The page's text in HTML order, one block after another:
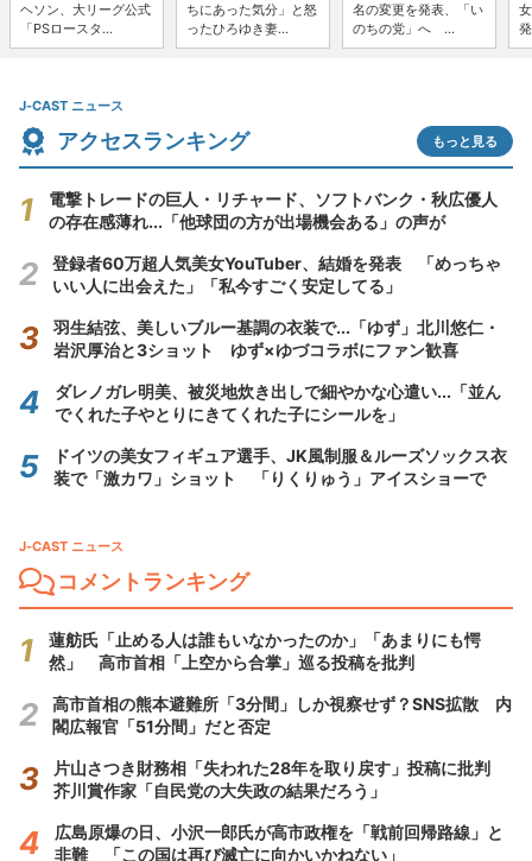
ヘソン、大リーグ公式
「PSロースタ...
ちにあった気分」と怒
ったひろゆき妻...
名の変更を発表、「い
のちの党」へ ...
J-CAST ニュース
アクセスランキング もっと見る
電撃トレードの巨人・リチャード、ソフトバンク・秋広優人
の存在感薄れ...「他球団の方が出場機会ある」の声が
登録者60万超人気美女YouTuber、結婚を発表 「めっちゃ
いい人に出会えた」「私今すごく安定してる」
羽生結弦、美しいブルー基調の衣装で...「ゆず」北川悠仁・
岩沢厚治と3ショット ゆず×ゆづコラボにファン歓喜
ダレノガレ明美、被災地炊き出しで細やかな心遣い...「並ん
でくれた子やとりにきてくれた子にシールを」
ドイツの美女フィギュア選手、JK風制服＆ルーズソックス衣
装で「激カワ」ショット 「りくりゅう」アイスショーで
J-CAST ニュース
コメントランキング
蓮舫氏「止める人は誰もいなかったのか」「あまりにも愕
然」 高市首相「上空から合掌」巡る投稿を批判
高市首相の熊本避難所「3分間」しか視察せず？SNS拡散 内
閣広報官「51分間」だと否定
片山さつき財務相「失われた28年を取り戻す」投稿に批判
芥川賞作家「自民党の大失政の結果だろう」
広島原爆の日、小沢一郎氏が高市政権を「戦前回帰路線」と
非難 「この国は再び滅亡に向かいかねない」